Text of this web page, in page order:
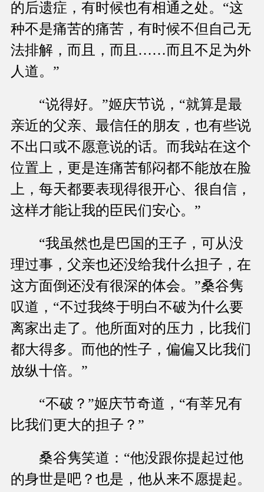
的后遗症，有时候也有相通之处。“这
种不是痛苦的痛苦，有时候不但自己无
法排解，而且，而且……而且不足为外
人道。”
“说得好。”姬庆节说，“就算是最
亲近的父亲、最信任的朋友，也有些说
不出口或不愿意说的话。而我站在这个
位置上，更是连痛苦郁闷都不能放在脸
上，每天都要表现得很开心、很自信，
这样才能让我的臣民们安心。”
“我虽然也是巴国的王子，可从没
理过事，父亲也还没给我什么担子，在
这方面倒还没有很深的体会。”桑谷隽
叹道，“不过我终于明白不破为什么要
离家出走了。他所面对的压力，比我们
都大得多。而他的性子，偏偏又比我们
放纵十倍。”
“不破？”姬庆节奇道，“有莘兄有
比我们更大的担子？”
桑谷隽笑道：“他没跟你提起过他
的身世是吧？也是，他从来不愿提起。